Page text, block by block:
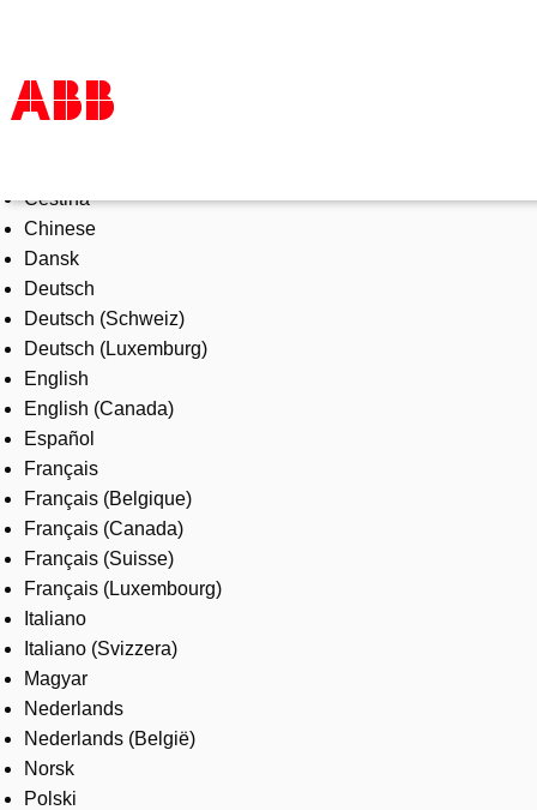
Products & Solutions
Industries
Services
About us
Where to buy
Contact us
Careers
Čeština
Chinese
Dansk
Deutsch
Deutsch (Schweiz)
Deutsch (Luxemburg)
English
English (Canada)
Español
Français
Français (Belgique)
Français (Canada)
Français (Suisse)
Français (Luxembourg)
Italiano
Italiano (Svizzera)
Magyar
Nederlands
Nederlands (België)
Norsk
Polski